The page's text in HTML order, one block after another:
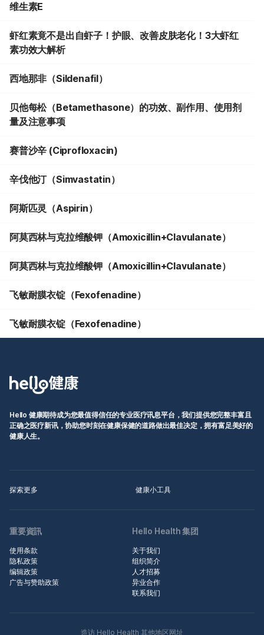
维生素E
虾红素竟不是出自虾子！护眼、改善皮肤老化！3大虾红
素功效大解析
西地那非（Sildenafil）
贝他每松（Betamethasone）的功效、副作用、使用剂
量及注意事项
赛普沙辛 (Ciprofloxacin)
辛伐他汀（Simvastatin）
阿斯匹灵（Aspirin）
阿莫西林与克拉维酸钾（Amoxicillin+Clavulanate）
阿莫西林与克拉维酸钾（Amoxicillin+Clavulanate）
飞敏耐膜衣锭（Fexofenadine）
飞敏耐膜衣锭（Fexofenadine）
Hello 健康期待成为您最值得信任的专业医疗讯息平台，我们提供您完整丰富且
正确之医疗新讯，协助您时刻在健康保健的道路做出最佳决定，拥有富足美好的
健康人生。
探索更多 健康小工具
重要資訊
使用条款
隐私政策
编辑政策
广告与赞助政策
Hello Health 集团
关于我们
组织简介
人才招募
异业合作
联系我们
造访 Hello Health 其他地区网址